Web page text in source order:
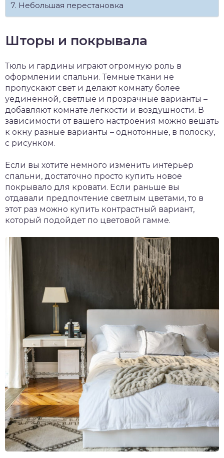
Небольшая перестановка
Шторы и покрывала
Тюль и гардины играют огромную роль в
оформлении спальни. Темные ткани не
пропускают свет и делают комнату более
уединенной, светлые и прозрачные варианты –
добавляют комнате легкости и воздушности. В
зависимости от вашего настроения можно вешать
к окну разные варианты – однотонные, в полоску,
с рисунком.
Если вы хотите немного изменить интерьер
спальни, достаточно просто купить новое
покрывало для кровати. Если раньше вы
отдавали предпочтение светлым цветами, то в
этот раз можно купить контрастный вариант,
который подойдет по цветовой гамме.